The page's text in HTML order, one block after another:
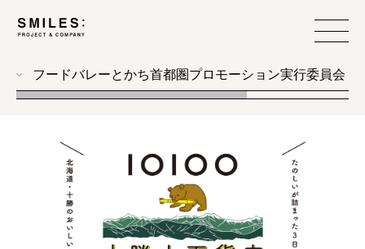
フードバレーとかち首都圏プロモーション実行委員会
all
workshop
food design